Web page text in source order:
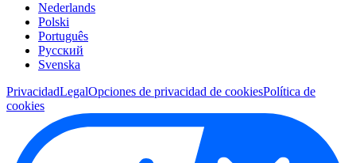
Nederlands
Polski
Português
Pусский
Svenska
PrivacidadLegalOpciones de privacidad de cookiesPolítica de
cookies